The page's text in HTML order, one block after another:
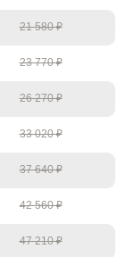
21 580 ₽
23 770 ₽
26 270 ₽
33 020 ₽
37 640 ₽
42 560 ₽
47 210 ₽